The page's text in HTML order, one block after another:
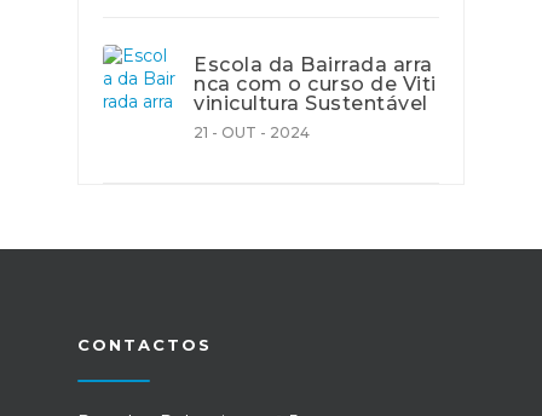
Escola da Bairrada arra
nca com o curso de Viti
vinicultura Sustentável
21 - OUT - 2024
CONTACTOS